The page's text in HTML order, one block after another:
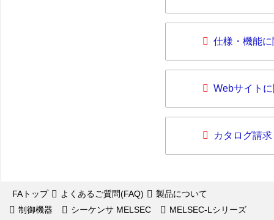
仕様・機能
Webサイト
カタログ請求
FAトップ よくあるご質問(FAQ)
製品について
制御機器
シーケンサ MELSEC
MELSEC-Lシリーズ